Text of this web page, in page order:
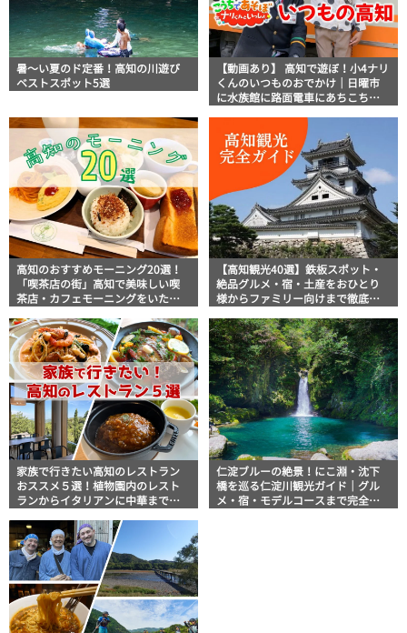
暑～い夏のド定番！高知の川遊び
ベストスポット5選
【動画あり】 高知で遊ぼ！小4ナリ
くんのいつものおでかけ｜日曜市
に水族館に路面電車にあちこち巡
高知のおすすめモーニング20選！
「喫茶店の街」高知で美味しい喫
茶店・カフェモーニングをいただ
【高知観光40選】鉄板スポット・
絶品グルメ・宿・土産をおひとり
様からファミリー向けまで徹底解
家族で行きたい高知のレストラン
おススメ５選！植物園内のレスト
ランからイタリアンに中華まで楽
仁淀ブルーの絶景！にこ淵・沈下
橋を巡る仁淀川観光ガイド｜グル
メ・宿・モデルコースまで完全網